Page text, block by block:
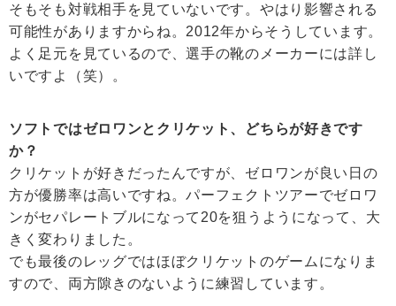
そもそも対戦相手を見ていないです。やはり影響される
可能性がありますからね。2012年からそうしています。
よく足元を見ているので、選手の靴のメーカーには詳し
いですよ（笑）。
ソフトではゼロワンとクリケット、どちらが好きです
か？
クリケットが好きだったんですが、ゼロワンが良い日の
方が優勝率は高いですね。パーフェクトツアーでゼロワ
ンがセパレートブルになって20を狙うようになって、大
きく変わりました。
でも最後のレッグではほぼクリケットのゲームになりま
すので、両方隙きのないように練習しています。